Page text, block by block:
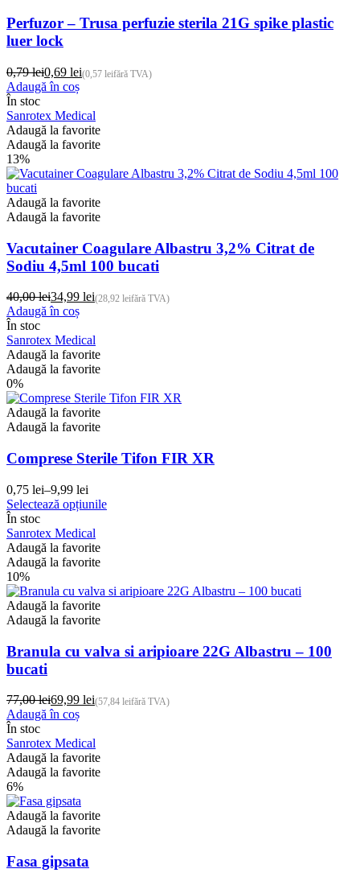
Perfuzor – Trusa perfuzie sterila 21G spike plastic
luer lock
0,79lei
Prețul
inițial
a
fost:
0,79 lei.
0,69 lei
Prețul
curent
este:
0,69 lei.
(0,57 leifără TVA)
Adaugă în coș
În stoc
Sanrotex Medical
Adaugă la favorite
Adaugă la favorite
13%
Adaugă la favorite
Adaugă la favorite
Vacutainer Coagulare Albastru 3,2% Citrat de
Sodiu 4,5ml 100 bucati
40,00lei
Prețul
inițial
a
fost:
40,00 lei.
34,99 lei
Prețul
curent
este:
34,99 lei.
(28,92 leifără TVA)
Adaugă în coș
În stoc
Sanrotex Medical
Adaugă la favorite
Adaugă la favorite
0%
Adaugă la favorite
Adaugă la favorite
Comprese Sterile Tifon FIR XR
0,75 lei–9,99 lei
Interval
de
prețuri:
0,75 lei
până
la
9,99 lei
Selectează opțiunileAcest
Opțiunile
în
pagina
În stoc
Sanrotex Medical
Adaugă la favorite
Adaugă la favorite
10%
Adaugă la favorite
Adaugă la favorite
Branula cu valva si aripioare 22G Albastru – 100
bucati
77,00lei
Prețul
inițial
a
fost:
77,00 lei.
69,99 lei
Prețul
curent
este:
69,99 lei.
(57,84 leifără TVA)
Adaugă în coș
În stoc
Sanrotex Medical
Adaugă la favorite
Adaugă la favorite
6%
Adaugă la favorite
Adaugă la favorite
Fasa gipsata